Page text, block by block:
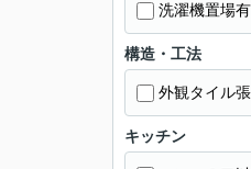
洗濯機置場有
構造・工法
外観タイル張
キッチン